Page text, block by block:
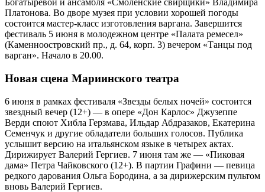
Богатыревой и ансамбля «Смоленские свирщики» Владимира
Платонова. Во дворе музея при условии хорошей погоды
состоится мастер-класс изготовления варгана. Завершится
фестиваль 5 июня в молодежном центре «Палата ремесел»
(Каменноостровский пр., д. 64, корп. 3) вечером «Танцы под
варган». Начало в 20.00.
Новая сцена Мариинского театра
6 июня в рамках фестиваля «Звезды белых ночей» состоится
звездный вечер (12+) — в опере «Дон Карлос» Джузеппе
Верди споют Хибла Герзмава, Ильдар Абдразаков, Екатерина
Семенчук и другие обладатели больших голосов. Публика
услышит версию на итальянском языке в четырех актах.
Дирижирует Валерий Гергиев. 7 июня там же — «Пиковая
дама» Петра Чайковского (12+). В партии Графини — певица
редкого дарования Ольга Бородина, а за дирижерским пультом
вновь Валерий Гергиев.